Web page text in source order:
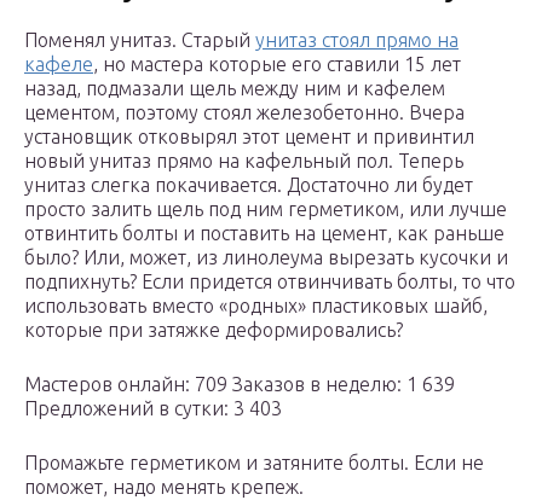
Поменял унитаз. Старый унитаз стоял прямо на
кафеле, но мастера которые его ставили 15 лет
назад, подмазали щель между ним и кафелем
цементом, поэтому стоял железобетонно. Вчера
установщик отковырял этот цемент и привинтил
новый унитаз прямо на кафельный пол. Теперь
унитаз слегка покачивается. Достаточно ли будет
просто залить щель под ним герметиком, или лучше
отвинтить болты и поставить на цемент, как раньше
было? Или, может, из линолеума вырезать кусочки и
подпихнуть? Если придется отвинчивать болты, то что
использовать вместо «родных» пластиковых шайб,
которые при затяжке деформировались?
Мастеров онлайн: 709 Заказов в неделю: 1 639
Предложений в сутки: 3 403
Промажьте герметиком и затяните болты. Если не
поможет, надо менять крепеж.